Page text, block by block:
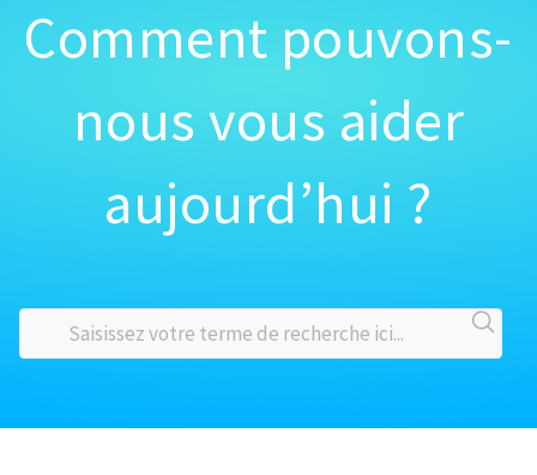
Comment pouvons-
nous vous aider
aujourd’hui ?